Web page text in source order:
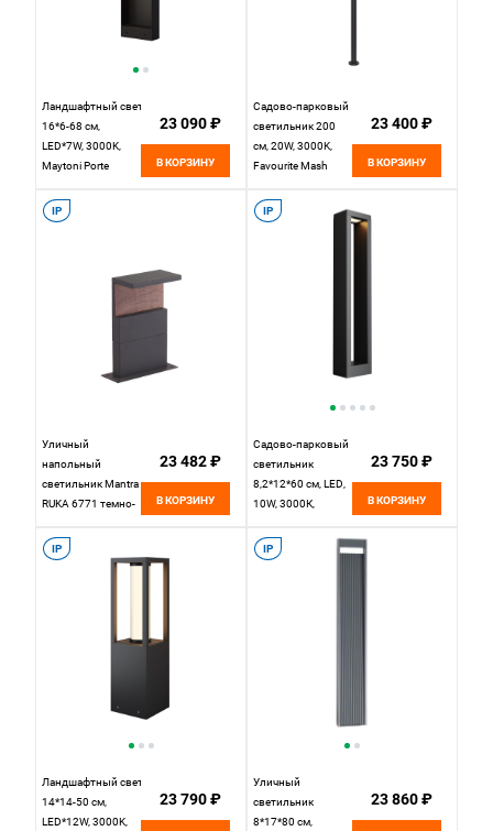
Ландшафтный светильник
16*6-68 см,
LED*7W, 3000K,
Maytoni Porte
Черный
23 090 ₽
В КОРЗИНУ
Садово-парковый
светильник 200
см, 20W, 3000K,
Favourite Mash
23 400 ₽
В КОРЗИНУ
IP
Уличный
напольный
светильник Mantra
RUKA 6771 темно-
23 482 ₽
В КОРЗИНУ
IP
Садово-парковый
светильник
8,2*12*60 см, LED,
10W, 3000К,
O462FL-L10GF3K
серый
23 750 ₽
В КОРЗИНУ
IP
Ландшафтный светильник
14*14-50 см,
LED*12W, 3000K,
23 790 ₽
IP
Уличный
светильник
8*17*80 см,
23 860 ₽